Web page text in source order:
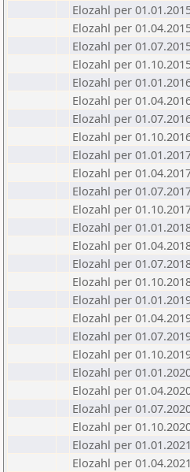
Elozahl per
Elozahl per
Elozahl per
Elozahl per
Elozahl per
Elozahl per
Elozahl per
Elozahl per
Elozahl per
Elozahl per
Elozahl per
Elozahl per
Elozahl per
Elozahl per
Elozahl per
Elozahl per
Elozahl per
Elozahl per
Elozahl per
Elozahl per
Elozahl per
Elozahl per
Elozahl per
Elozahl per
Elozahl per 01.01.2021
Elozahl per 01.04.2021